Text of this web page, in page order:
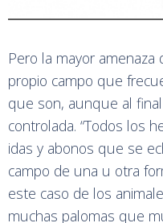
Pero la mayor
propio campo que
que son, aunque al
controlada. “Todos los
idas y abonos que se
campo de una u otra
este caso de los
muchas palomas que